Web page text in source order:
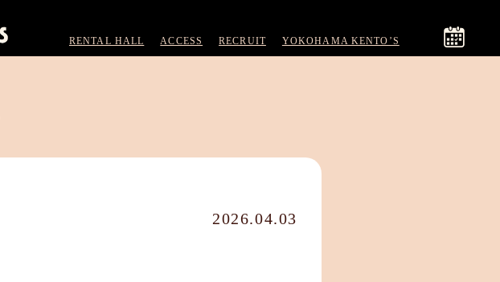
RENTAL HALL ACCESS RECRUIT YOKOHAMA KENTO’S
2026.04.03